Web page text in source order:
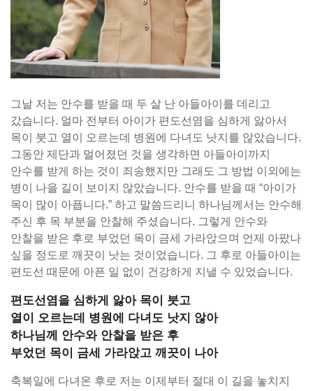
그날 저는 안수를 받을 때 두 살 난 아들아이를 데리고
갔습니다. 얼마 전부터 아이가 편도선염을 심하게 앓아서
목이 붓고 열이 오르는데 병원에 다녀도 낫지를 않았습니다.
그동안 제단과 멀어졌던 것을 생각하면 아들아이까지
안수를 받게 하는 것이 죄송했지만 그래도 그 방법 이외에는
병이 나을 길이 보이지 않았습니다. 안수를 받을 때 “아이가
목이 많이 아픕니다.” 하고 말씀드리니 하나님께서는 안수해
주신 후 목 부분을 안찰해 주셨습니다. 그렇게 안수와
안찰을 받은 후로 부었던 목이 금세 가라앉으며 언제 아팠나
싶을 정도로 깨끗이 낫는 것이었습니다. 그 후로 아들아이는
편도선 때문에 아픈 일 없이 건강하게 지낼 수 있었습니다.
편도선염을 심하게 앓아 목이 붓고
열이 오르는데 병원에 다녀도 낫지 않아
하나님께 안수와 안찰을 받은 후
부었던 목이 금세 가라앉고 깨끗이 나아
축복일에 다녀온 후로 저는 이제부터 절대 이 길을 놓치지